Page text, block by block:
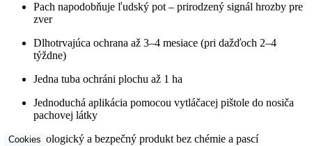
Pach napodobňuje ľudský pot – prirodzený signál hrozby pre
zver
Dlhotrvajúca ochrana až 3–4 mesiace (pri dažďoch 2–4
týždne)
Jedna tuba ochráni plochu až 1 ha
Jednoduchá aplikácia pomocou vytláčacej pištole do nosiča
pachovej látky
Ekologický a bezpečný produkt bez chémie a pascí
Cookies